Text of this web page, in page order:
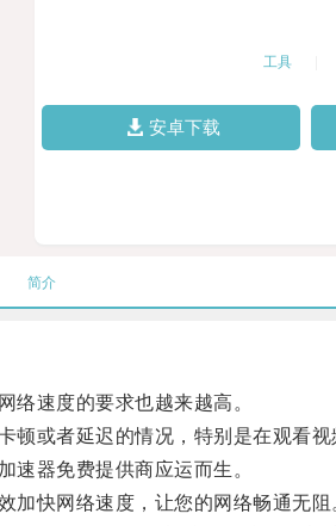
工具
安卓下载
简介
速度的要求也越来越高。
或者延迟的情况，特别是在观看视
器免费提供商应运而生。
快网络速度，让您的网络畅通无阻